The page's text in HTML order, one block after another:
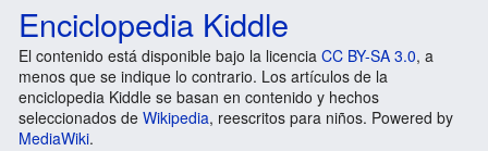
Enciclopedia Kiddle
El contenido está disponible bajo la licencia CC BY-SA 3.0, a
menos que se indique lo contrario. Los artículos de la
enciclopedia Kiddle se basan en contenido y hechos
seleccionados de Wikipedia, reescritos para niños. Powered by
MediaWiki.